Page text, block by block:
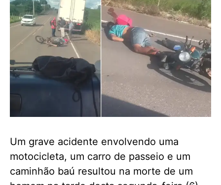
Um grave acidente envolvendo uma
motocicleta, um carro de passeio e um
caminhão baú resultou na morte de um